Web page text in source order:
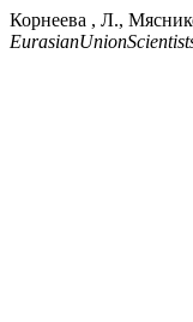
Корнеева , Л.,